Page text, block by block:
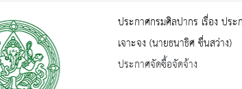
ประกาศกรมศิลปากร เรื่อง ปร
เจาะจง (นายธนาธิศ ชื่นสว่าง)
ประกาศจัดซื้อจัดจ้าง